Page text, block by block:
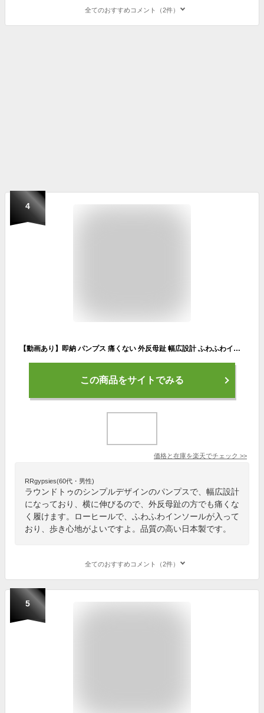
全てのおすすめコメント（2件）
4
【動画あり】即納 パンプス 痛くない 外反母趾 幅広設計 ふわふわインソール 日本製 ローヒール ウェッジソール ラウンドトゥ No.5506 No.5516
この商品をサイトでみる
価格と在庫を楽天でチェック >>
RRgypsies(60代・男性)
ラウンドトゥのシンプルデザインのパンプスで、幅広設計
になっており、横に伸びるので、外反母趾の方でも痛くな
く履けます。ローヒールで、ふわふわインソールが入って
おり、歩き心地がよいですよ。品質の高い日本製です。
全てのおすすめコメント（2件）
5